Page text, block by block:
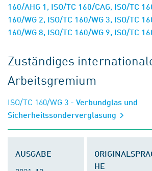
160/AHG 1, ISO/TC 160/CAG, ISO/TC
160/WG 2, ISO/TC 160/WG 3, ISO/TC
160/WG 8, ISO/TC 160/WG 9, ISO/TC
Zuständiges
Arbeitsgremium
ISO/TC 160/WG 3 - Verbundglas und
Sicherheitssonderverglasung
AUSGABE
HE